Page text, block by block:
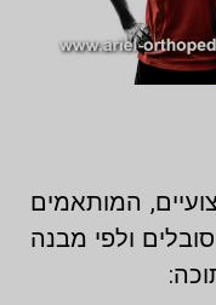
המותאמים
ולפי מבנה